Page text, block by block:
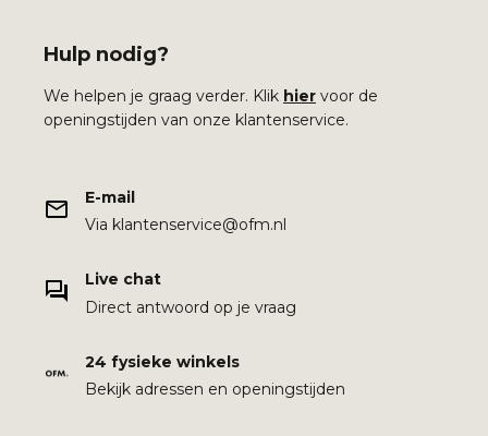
Hulp nodig?
We helpen je graag verder. Klik hier voor de
openingstijden van onze klantenservice.
E-mail
Via klantenservice@ofm.nl
Live chat
Direct antwoord op je vraag
24 fysieke winkels
Bekijk adressen en openingstijden